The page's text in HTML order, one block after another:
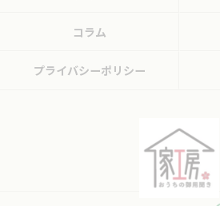
コラム
プライバシーポリシー